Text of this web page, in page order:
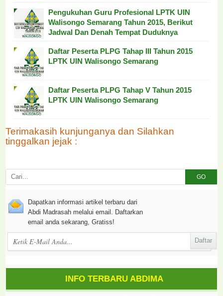
Pengukuhan Guru Profesional LPTK UIN
Walisongo Semarang Tahun 2015, Berikut
Jadwal Dan Denah Tempat Duduknya
Daftar Peserta PLPG Tahap III Tahun 2015
LPTK UIN Walisongo Semarang
Daftar Peserta PLPG Tahap V Tahun 2015
LPTK UIN Walisongo Semarang
Terimakasih kunjunganya dan Silahkan
tinggalkan jejak :
GO
Dapatkan informasi artikel terbaru dari
Abdi Madrasah melalui email. Daftarkan
email anda sekarang, Gratiss!
INFO TERBARU ABDIMA